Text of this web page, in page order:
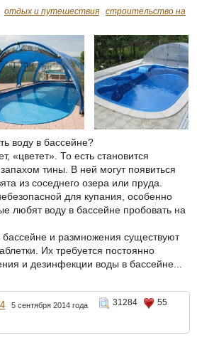
отдых и путешествия
строительство на
воду в бассейне?
«цветет». То есть становится
тины. В ней могут появиться
из соседнего озера или пруда.
для купания, особенно
любят воду в бассейне пробовать на
и размножения существуют
Их требуется постоянно
и дезинфекции воды в бассейне...
5 сентября 2014 года 31284
55